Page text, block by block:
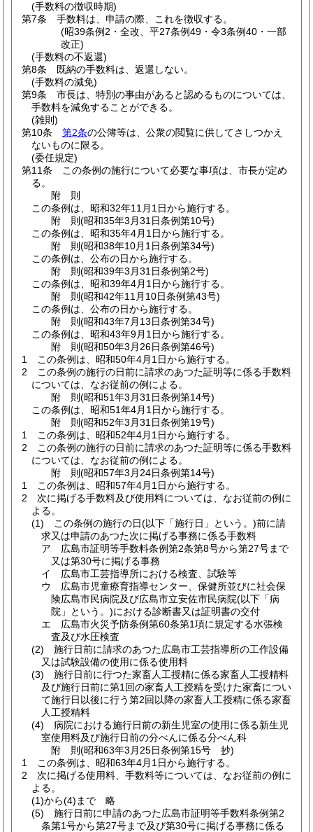
(手数料の徴収時期)
第7条
手数料は、申請の際、これを徴収する。
(昭39条例2・全改、平27条例49・令3条例40・一部
改正)
(手数料の不返還)
第8条
既納の手数料は、返還しない。
(手数料の減免)
第9条
市長は、特別の事由があると認めるものについては、
手数料を減免することができる。
(雑則)
第10条
第2条の公簿等は、公衆の閲覧に供してさしつかえ
ないものに限る。
(委任規定)
第11条
この条例の施行について必要な事項は、市長が定め
る。
附 則
この条例は、昭和32年11月1日から施行する。
附 則(昭和35年3月31日条例第10号)
この条例は、昭和35年4月1日から施行する。
附 則(昭和38年10月1日条例第34号)
この条例は、公布の日から施行する。
附 則(昭和39年3月31日条例第2号)
この条例は、昭和39年4月1日から施行する。
附 則(昭和42年11月10日条例第43号)
この条例は、公布の日から施行する。
附 則(昭和43年7月13日条例第34号)
この条例は、昭和43年9月1日から施行する。
附 則(昭和50年3月26日条例第46号)
1
この条例は、昭和50年4月1日から施行する。
2
この条例の施行の日前に請求のあつた証明等に係る手数料
については、なお従前の例による。
附 則(昭和51年3月31日条例第14号)
この条例は、昭和51年4月1日から施行する。
附 則(昭和52年3月31日条例第19号)
1
この条例は、昭和52年4月1日から施行する。
2
この条例の施行の日前に請求のあつた証明等に係る手数料
については、なお従前の例による。
附 則(昭和57年3月24日条例第14号)
1
この条例は、昭和57年4月1日から施行する。
2
次に掲げる手数料及び使用料については、なお従前の例に
よる。
(1)
この条例の施行の日(以下「施行日」という。)前に請
求又は申請のあつた次に掲げる事務に係る手数料
ア
広島市証明等手数料条例第2条第8号から第27号まで
又は第30号に掲げる事務
イ
広島市工芸指導所における検査、試験等
ウ
広島市児童療育指導センター、保健所並びに社会保
険広島市民病院及び広島市立安佐市民病院(以下「病
院」という。)における診断書又は証明書の交付
エ
広島市火災予防条例第60条第1項に規定する水張検
査及び水圧検査
(2)
施行日前に請求のあつた広島市工芸指導所の工作設備
又は試験設備の使用に係る使用料
(3)
施行日前に行つた家畜人工授精に係る家畜人工授精料
及び施行日前に第1回の家畜人工授精を受けた家畜につい
て施行日以後に行う第2回以降の家畜人工授精に係る家畜
人工授精料
(4)
病院における施行日前の新生児室の使用に係る新生児
室使用料及び施行日前の分べんに係る分べん科
附 則(昭和63年3月25日条例第15号 抄)
1
この条例は、昭和63年4月1日から施行する。
2
次に掲げる使用料、手数料等については、なお従前の例に
よる。
(1)から(4)まで
略
(5)
施行日前に申請のあつた広島市証明等手数料条例第2
条第1号から第27号まで及び第30号に掲げる事務に係る